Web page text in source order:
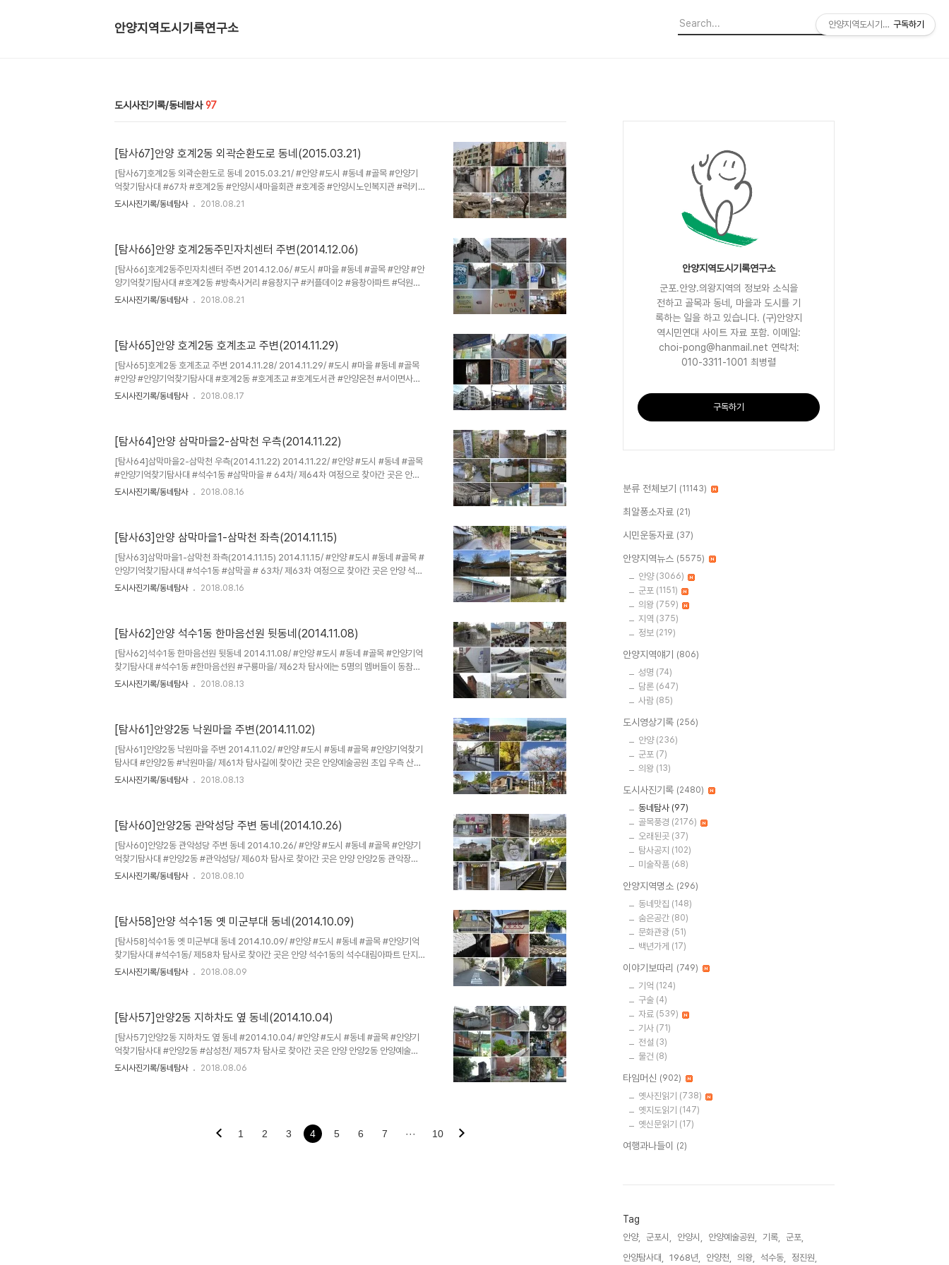
안양지역도시기록연구소
도시사진기록/동네탐사 97
[탐사67]안양 호계2동 외곽순환도로 동네(2015.03.21)
[탐사67]호계2동 외곽순환도로 동네 2015.03.21/ #안양 #도시 #동네 #골목 #안양기
억찾기탐사대 #67차 #호계2동 #안양시새마을회관 #호계중 #안양시노인복지관 #럭키
아파트 #호원초교 / 2015년 첫 탐사 67차 여정으로 찾아간 탐사 지역은 안양 호계2동 신
부분 재개발에 따라 여기저기 고층아파트가 나홀로 들어서면서 호계공원으로 이어지는 언
덕길과 골목길에는 노후화되고 허스름한 연립주택과 다세대, 다가구, 단독 주택들이 어수선
하게 자리잡고, ..
도시사진기록/동네탐사 2018.08.21
[탐사66]안양 호계2동주민자치센터 주변(2014.12.06)
[탐사66]호계2동주민자치센터 주변 2014.12.06/ #도시 #마을 #동네 #골목 #안양 #안
양기억찾기탐사대 #호계2동 #방축사거리 #융창지구 #커플데이2 #융창아파트 #덕원아
파트 #66차/ 66차 여정, 손발이 꽁공 얼 정도로 매우 추운날. 할머니 바리스타들이 운영하
가는 동네다. 이 동네는 1976년 11월 21일 서울-수원간 경수산업도로(현 경수도로)가 뚫
리고 난 이후 개발된 안양의 신흥개발지역으로 수원방향 우측의 호계공원 야산에 집들이 들
어서기 시..
도시사진기록/동네탐사 2018.08.21
[탐사65]안양 호계2동 호계초교 주변(2014.11.29)
[탐사65]호계2동 호계초교 주변 2014.11.28/ 2014.11.29/ #도시 #마을 #동네 #골목
#안양 #안양기억찾기탐사대 #호계2동 #호계초교 #호계도서관 #안양온천 #서이면사무
소 #범계사거리 #호계1차현대홈타운 #65차/ 이날 탐사한 안양 호계2동 호계초교 주변 동
초에는 낙영학교 등이 자리했던 안양 교육의 기초가 된 곳이며 범계 주민들의 풍류를 즐기
던 소호정이 자리할 정도로 1900년도 초까지 안양지역 행정의 중심지라 할 수 있다. 이..
도시사진기록/동네탐사 2018.08.17
[탐사64]안양 삼막마을2-삼막천 우측(2014.11.22)
[탐사64]삼막마을2-삼막천 우측(2014.11.22) 2014.11.22/ #안양 #도시 #동네 #골목
#안양기억찾기탐사대 #석수1동 #삼막마을 # 64차/ 제64차 여정으로 찾아간 곳은 안양
석수동 삼막삼거리에서 경인교대까지 좌우로 있는 삼막골(삼막마을)이라 불리우는 곳으로
절개면을 볼 수 있다. 사실 이 학교는 1970~80년대 집짓는데 쓰이는 자갈이 부족하다 해
서 1979년 7월14일부터 1999년 6월30일까지 20년 동안 7천만톤을 골재를..
도시사진기록/동네탐사 2018.08.16
[탐사63]안양 삼막마을1-삼막천 좌측(2014.11.15)
[탐사63]삼막마을1-삼막천 좌측(2014.11.15) 2014.11.15/ #안양 #도시 #동네 #골목 #
안양기억찾기탐사대 #석수1동 #삼막골 # 63차/ 제63차 여정으로 찾아간 곳은 안양 석수
동 삼막삼거리에서 경인교대 앞 삼막IC 방향 도로 좌우측에 있는 삼막골이라는 동네로 예
았다. 삼막골은 안양천의 지천인 삼막천을 우측에 끼고 삼막사로 가는 초입부터 현 경인교
대 앞쪽까지를 통칭해 부르는데 1980년대 이전에는 석산부지에서 돌을 캐 나르는 차..
도시사진기록/동네탐사 2018.08.16
[탐사62]안양 석수1동 한마음선원 뒷동네(2014.11.08)
[탐사62]석수1동 한마음선원 뒷동네 2014.11.08/ #안양 #도시 #동네 #골목 #안양기억
찾기탐사대 #석수1동 #한마음선원 #구룡마을/ 제62차 탐사에는 5명의 멤버들이 동참했
네요. 김혜련샘은 탐사일이 토요일로 원상회복된 줄 몰라서 불참하고 권보형샘은 효현마을
구룡마을이라 불리우던 동네입니다. 한마음선원과 관악역이안아파트 사이로 난 다소 가파
른 찻길을 올라 골목길로 접어들면 여기에 이런 동네가 있었나 싶을 정도로 또다시 작은 골
목길이 있고, 앙..
도시사진기록/동네탐사 2018.08.13
[탐사61]안양2동 낙원마을 주변(2014.11.02)
[탐사61]안양2동 낙원마을 주변 2014.11.02/ #안양 #도시 #동네 #골목 #안양기억찾기
탐사대 #안양2동 #낙원마을/ 제61차 탐사길에 찾아간 곳은 안양예술공원 초입 우측 산자
락에 있는 동네 낙원마을과 지난번 탐사했던 까치골(장석광산)과 석수2동의 골목길을 다시
다고 다니 단독주택지역으로는 꽤나 비싼 동네다. 낙원마을 단지 뒤로는 그린벨트지역인 관
악산 끝자락. 앞쪽으로는 서족으로 지는 해가 멋진 조경이 아름다운 곳에 지은 집들이 멋지
고 예쁘..
도시사진기록/동네탐사 2018.08.13
[탐사60]안양2동 관악성당 주변 동네(2014.10.26)
[탐사60]안양2동 관악성당 주변 동네 2014.10.26/ #안양 #도시 #동네 #골목 #안양기
억찾기탐사대 #안양2동 #관악성당/ 제60차 탐사로 찾아간 곳은 안양 안양2동 관악장애
인복지관에서 안양예술공원사거리까지 경수도로를 따라 우측 산자락에 있는 동네로 관악
단독주택과 멋진 양옥집도 있고, 정원이 수천여평이나 되는 농장(?)이라 명패를 붙인 멋드
러진 저택까지 있는 곳이다. 특히 경수도로에서 골목안으로 들어서면 멋진 성당이 있는데
천주교 ..
도시사진기록/동네탐사 2018.08.10
[탐사58]안양 석수1동 옛 미군부대 동네(2014.10.09)
[탐사58]석수1동 옛 미군부대 동네 2014.10.09/ #안양 #도시 #동네 #골목 #안양기억
찾기탐사대 #석수1동/ 제58차 탐사로 찾아간 곳은 안양 석수1동의 석수대림아파트 단지
와 석수 경남아너스빌 아파트 단지 가운데에 자리한 오래된 동네로 서쪽으로는 경부선 철길
만안로연결육교(과거 땡땡땡건널목)-경수대로1273번길-삼막천연결부-경수대로1213번
길-바람개비있는언덕위길- 경수대로1219번길-경남아너스빌아파트단지후문-경수대로-
뒷풀이(안양예술공원초당순두부) 1..
도시사진기록/동네탐사 2018.08.09
[탐사57]안양2동 지하차도 옆 동네(2014.10.04)
[탐사57]안양2동 지하차도 옆 동네 #2014.10.04/ #안양 #도시 #동네 #골목 #안양기
억찾기탐사대 #안양2동 #삼성천/ 제57차 탐사로 찾아간 곳은 안양 안양2동 안양예술공
원 지하차도 좌측의 단독주택 지역으로 북쪽으로는 삼성천, 서쪽으로는 국철1호선 철도길,
리를 터트리기 시작하고, 대문이 삐꼼히 열려있는 단독주택 마당에는 예쁘게 가꾼 화초들도
도시사진기록/동네탐사 2018.08.06
1 2 3 4 5 6 7 ··· 10
안양지역도시기록연구소
군포.안양.의왕지역의 정보와 소식을
전하고 골목과 동네, 마을과 도시를 기
록하는 일을 하고 있습니다. (구)안양지
역시민연대 사이트 자료 포함. 이메일:
choi-pong@hanmail.net 연락처:
010-3311-1001 최병렬
구독하기
분류 전체보기 (11143)
최알퐁소자료 (21)
시민운동자료 (37)
안양지역뉴스 (5575)
안양 (3066)
군포 (1151)
의왕 (759)
지역 (375)
정보 (219)
안양지역얘기 (806)
성명 (74)
담론 (647)
사람 (85)
도시영상기록 (256)
안양 (236)
군포 (7)
의왕 (13)
도시사진기록 (2480)
동네탐사 (97)
골목풍경 (2176)
오래된곳 (37)
탐사공지 (102)
미술작품 (68)
안양지역명소 (296)
동네맛집 (148)
숨은공간 (80)
문화관광 (51)
백년가게 (17)
이야기보따리 (749)
기억 (124)
구술 (4)
자료 (539)
기사 (71)
전설 (3)
물건 (8)
타임머신 (902)
옛사진읽기 (738)
옛지도읽기 (147)
옛신문읽기 (17)
여행과나들이 (2)
Tag
안양, 군포시, 안양시, 안양예술공원, 기록,
군포,
안양탐사대,
1968년, 안양천, 의왕, 석수동,
정진원,
안양지역도시기록연구소
구독하기